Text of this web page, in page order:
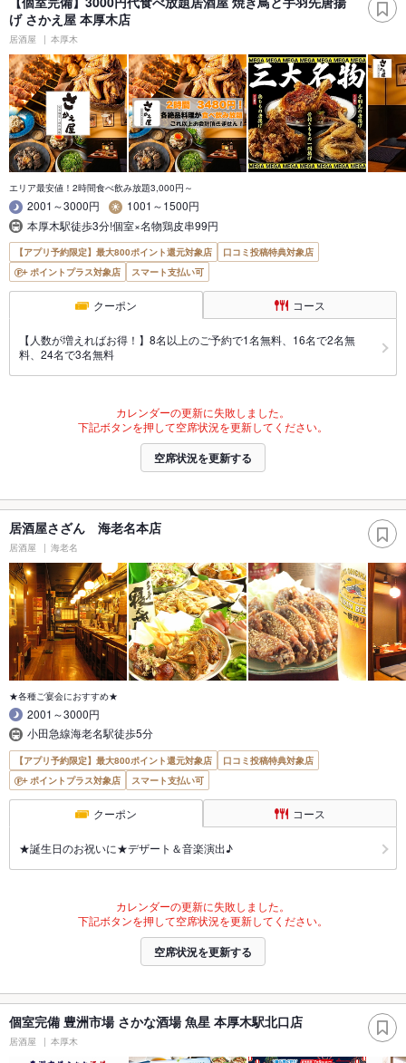
げ さかえ屋 本厚木店
居酒屋 本厚木
エリア最安値！2時間食べ飲み放題3,000円～
2001～3000円
1001～1500円
本厚木駅徒歩3分!個室×名物鶏皮串99円
【アプリ予約限定】最大800ポイント還元対象店
口コミ投稿特典対象店
ポイントプラス対象店
スマート支払い可
クーポン コース
【人数が増えればお得！】8名以上のご予約で1名無料、16名で2名無
料、24名で3名無料
カレンダーの更新に失敗しました。
下記ボタンを押して空席状況を更新してください。
空席状況を更新する
居酒屋さざん 海老名本店
居酒屋 海老名
★各種ご宴会におすすめ★
2001～3000円
小田急線海老名駅徒歩5分
【アプリ予約限定】最大800ポイント還元対象店
口コミ投稿特典対象店
ポイントプラス対象店
スマート支払い可
クーポン コース
★誕生日のお祝いに★デザート＆音楽演出♪
カレンダーの更新に失敗しました。
下記ボタンを押して空席状況を更新してください。
空席状況を更新する
個室完備 豊洲市場 さかな酒場 魚星 本厚木駅北口店
居酒屋 本厚木